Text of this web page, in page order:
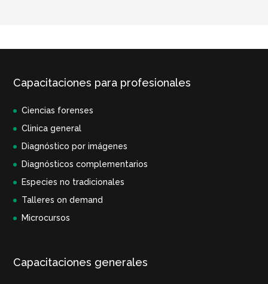
Capacitaciones para profesionales
Ciencias forenses
Clinica general
Diagnóstico por imágenes
Diagnósticos complementarios
Especies no tradicionales
Talleres on demand
Microcursos
Capacitaciones generales